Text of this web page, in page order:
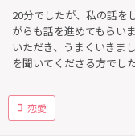
20分でしたが、私の話を
がらも話を進めてもらい
いただき、うまくいきま
を聞いてくださる方でした
恋愛